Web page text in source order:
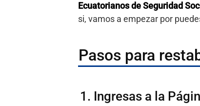
Ecuatorianos de Seguridad
si, vamos a empezar por
Pasos para
1. Ingresas a la